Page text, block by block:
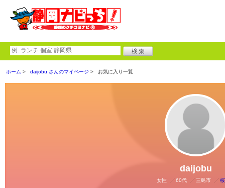
ホーム daijobu さんのマイページ お気に入り一覧
daijobu
女性 60代 三島市